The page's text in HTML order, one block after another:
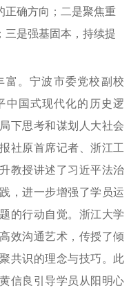
正确方向；二是聚焦重
三是强基固本，持续提
富。宁波市委党校副校
中国式现代化的历史逻
下思考和谋划人大社会
社原首席记者、浙江工
教授讲述了习近平法治
，进一步增强了学员运
的行动自觉。浙江大学
效沟通艺术，传授了倾
共识的理念与技巧。此
信良引导学员从阳明心